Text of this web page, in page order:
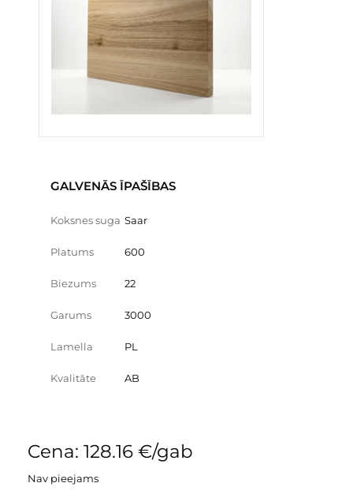
GALVENĀS ĪPAŠĪBAS
Koksnes suga Saar
Platums 600
Biezums 22
Garums 3000
Lamella PL
Kvalitāte AB
Cena: 128.16 €/gab
Nav pieejams